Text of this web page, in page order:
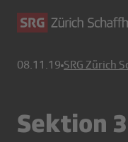
08.11.19 SRG Zürich
Sektion